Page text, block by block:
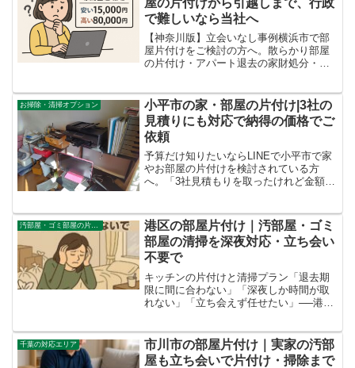
で難しいなら当社へ
【神奈川版】立会いなし事例横浜市で部
屋片付けをご検討の方へ。散らかり部屋
の片付け・アパート退去の家財処分・引
除まで専任担当者が責任を持って進行。
立ち会い不要（鍵預かり）...
お掃除・清掃オプション
小平市の家・部屋の片付け|3社の
見積りにも対応で納得の価格でご
依頼
予算だけ知りたいならLINEで小平市で家
やお部屋の片付けを検討されている方
へ。「3社見積もりを取ったけれど金額が
す。当社では、相見積もりのご相談にも
マナーを守って丁寧に...
汚部屋・ゴミ部屋の片付け
港区の部屋片付け｜汚部屋・ゴミ
部屋の清掃を深夜対応・立ち会い
不要で
キッチンの片付けと清掃プラン「退去期
限に間に合わない」「深夜しか時間が取
れない」「立ち会えず任せたい」──港区
ミ部屋状態からでも仕分け・撤去・清掃
まで一括で対応。専任担...
千葉の対応エリア
市川市の部屋片付け｜実家の汚部
屋も立ち会いで片付け・掃除まで